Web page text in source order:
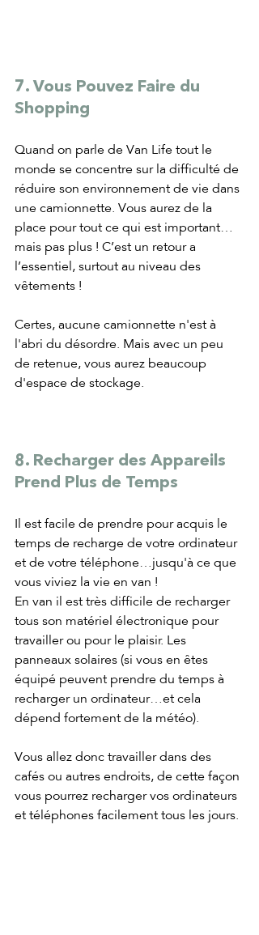
7. Vous Pouvez Faire du
Shopping
Quand on parle de Van Life tout le
monde se concentre sur la difficulté de
réduire son environnement de vie dans
une camionnette. Vous aurez de la
place pour tout ce qui est important…
mais pas plus ! C’est un retour a
l’essentiel, surtout au niveau des
vêtements !
Certes, aucune camionnette n'est à
l'abri du désordre. Mais avec un peu
de retenue, vous aurez beaucoup
d'espace de stockage.
8. Recharger des Appareils
Prend Plus de Temps
Il est facile de prendre pour acquis le
temps de recharge de votre ordinateur
et de votre téléphone…jusqu'à ce que
vous viviez la vie en van !
En van il est très difficile de recharger
tous son matériel électronique pour
travailler ou pour le plaisir. Les
panneaux solaires (si vous en êtes
équipé peuvent prendre du temps à
recharger un ordinateur…et cela
dépend fortement de la météo).
Vous allez donc travailler dans des
cafés ou autres endroits, de cette façon
vous pourrez recharger vos ordinateurs
et téléphones facilement tous les jours.